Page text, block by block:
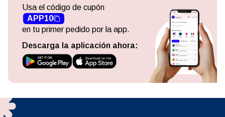
Usa el código de cupón
APP10
en tu primer pedido por la app.
Descarga la aplicación ahora: